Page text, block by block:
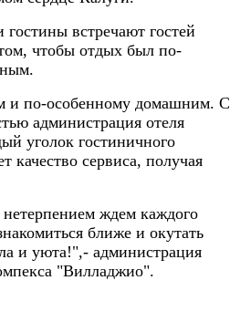
встречают гостей
том, чтобы отдых был по-
и по-особенному домашним. С
администрация отеля
уголок гостиничного
качество сервиса, получая
ждем каждого
ближе и окутать
и уюта!",- администрация
"Вилладжио".